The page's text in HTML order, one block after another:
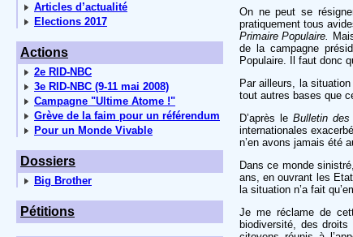
Articles d’actualité
Elections 2017
Actions
2e RID-NBC
3e RID-NBC (9-11 mai 2008)
Campagne "Ultime Atome !"
Grève de la faim pour un référendum
Pour un Monde Vivable
Dossiers
Big Brother
Pétitions
On ne peut se
pratiquement tous
Primaire Populaire.
de la campagne
Populaire. Il faut donc
Par ailleurs, la
tout autres bases que
D’après le Bulletin des
internationales
n’en avons jamais été
Dans ce monde
ans, en ouvrant les
la situation n’a fait
Je me réclame de
biodiversité, des